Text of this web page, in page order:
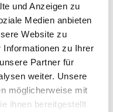
und Anzeigen zu
Medien anbieten
Website zu
Informationen zu Ihrer
Partner für
weiter. Unsere
möglicherweise mit
ihnen bereitgestellt
Pink zu